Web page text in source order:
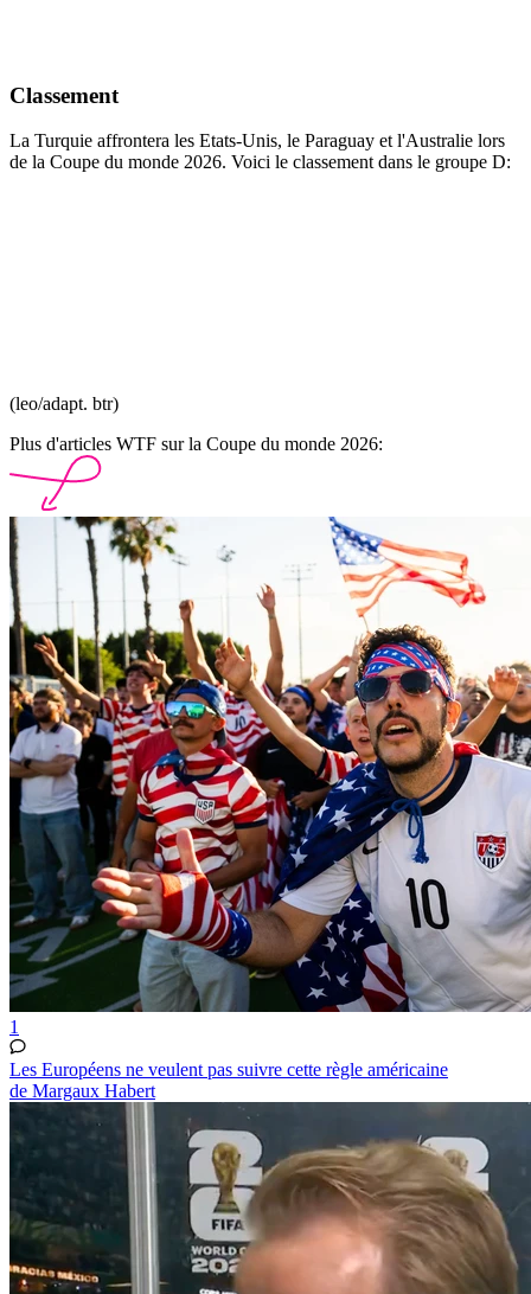
Classement
La Turquie affrontera les Etats-Unis, le Paraguay et l'Australie lors
de la Coupe du monde 2026. Voici le classement dans le groupe D:
(leo/adapt. btr)
Plus d'articles WTF sur la Coupe du monde 2026:
1
Les Européens ne veulent pas suivre cette règle américaine
de Margaux Habert